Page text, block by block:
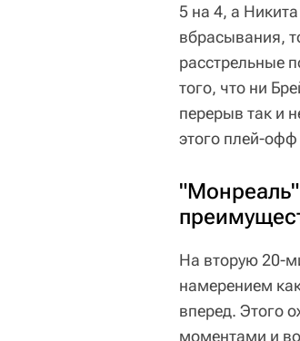
5 на 4, а
вбрасывания,
расстрельные
того, что ни
перерыв так и
этого плей-
"Монреаль"
На вторую 20-
намерением
вперед. Этого
моментами и